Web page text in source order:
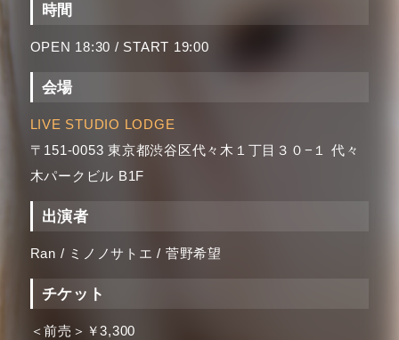
時間
OPEN 18:30 / START 19:00
会場
LIVE STUDIO LODGE
〒151-0053 東京都渋谷区代々木１丁目３０−１ 代々
木パークビル B1F
出演者
Ran / ミノノサトエ / 菅野希望
チケット
＜前売＞￥3,300